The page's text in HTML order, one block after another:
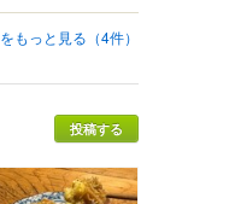
をもっと見る（4件）
投稿する